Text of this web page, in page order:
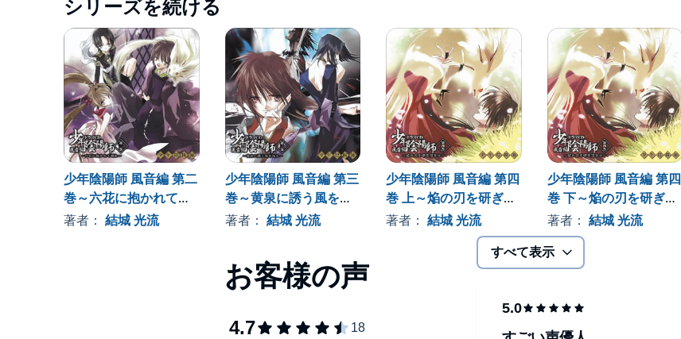
シリーズを続ける
少年陰陽師 風音編 第二
巻～六花に抱かれて眠
れ
著者： 結城 光流
少年陰陽師 風音編 第三
巻～黄泉に誘う風を追
え
著者： 結城 光流
少年陰陽師 風音編 第四
巻 上～焔の刃を研ぎ澄
ませ
著者：結城 光流
少年陰陽師 風音編 第四
巻 下～焔の刃を研ぎ澄
ませ
著者： 結城 光流
すべて表示